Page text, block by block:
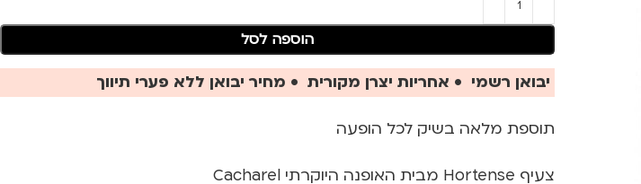
הוספה לסל
יבואן רשמי • אחריות יצרן מקורית • מחיר יבואן ללא פערי תיווך
תוספת מלאה בשיק לכל הופעה
צעיף Hortense מבית האופנה היוקרתי Cacharel